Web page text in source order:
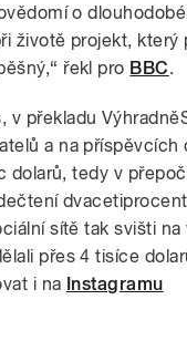
o
životě projekt, který
řekl pro BBC.
v překladu
a na příspěvcích
dolarů, tedy v
sítě tak svišti
přes 4 tisíce
i na Instagramu